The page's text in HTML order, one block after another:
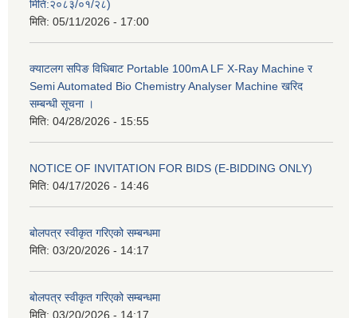
मिति:२०८३/०१/२८)
मिति: 05/11/2026 - 17:00
क्याटलग सपिङ विधिबाट Portable 100mA LF X-Ray Machine र
Semi Automated Bio Chemistry Analyser Machine खरिद
सम्बन्धी सूचना ।
मिति: 04/28/2026 - 15:55
NOTICE OF INVITATION FOR BIDS (E-BIDDING ONLY)
मिति: 04/17/2026 - 14:46
बोलपत्र स्वीकृत गरिएको सम्बन्धमा
मिति: 03/20/2026 - 14:17
बोलपत्र स्वीकृत गरिएको सम्बन्धमा
मिति: 03/20/2026 - 14:17